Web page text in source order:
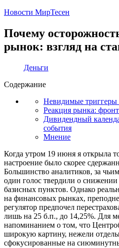
Новости МирТесен
Почему
рынок: взгляд на
Деньги
Содержание
Невидимые триггеры
Реакция рынка:
Дивидендный
события
Мнение
Когда утром 19 июня я открыла
настроение было скорее
Большинство аналитиков, за
один голос твердили о
базисных пунктов. Однако
на финансовых рынках,
регулятор предпочел
лишь на 25 б.п., до 14,25%. Для
напоминанием о том, что
широкую картину, нежели
сфокусированные на